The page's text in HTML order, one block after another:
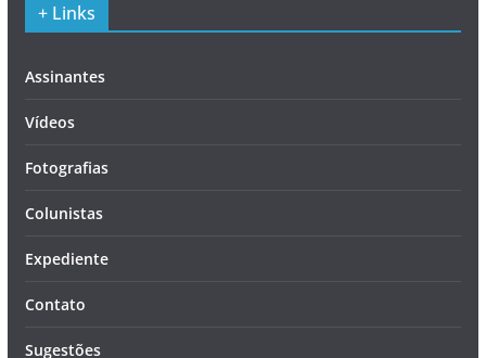
+ Links
Assinantes
Vídeos
Fotografias
Colunistas
Expediente
Contato
Sugestões